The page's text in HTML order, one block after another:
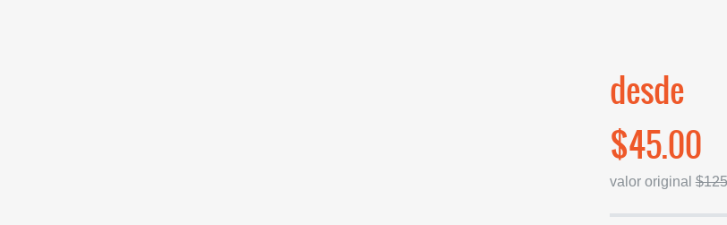
desde
$45.00
valor original